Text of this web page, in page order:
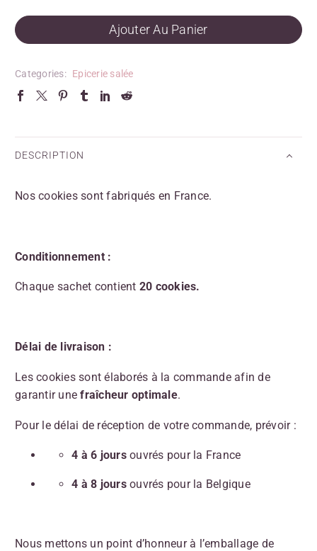
Ajouter Au Panier
Categories: Epicerie salée
DESCRIPTION
Nos cookies sont fabriqués en France.
Conditionnement :
Chaque sachet contient 20 cookies.
Délai de livraison :
Les cookies sont élaborés à la commande afin de
garantir unefraîcheur optimale.
Pour le délai de réception de votre commande, prévoir :
4 à 6 jours ouvrés pour la France
4 à 8 jours ouvrés pour la Belgique
Nous mettons un point d’honneur à l’emballage de